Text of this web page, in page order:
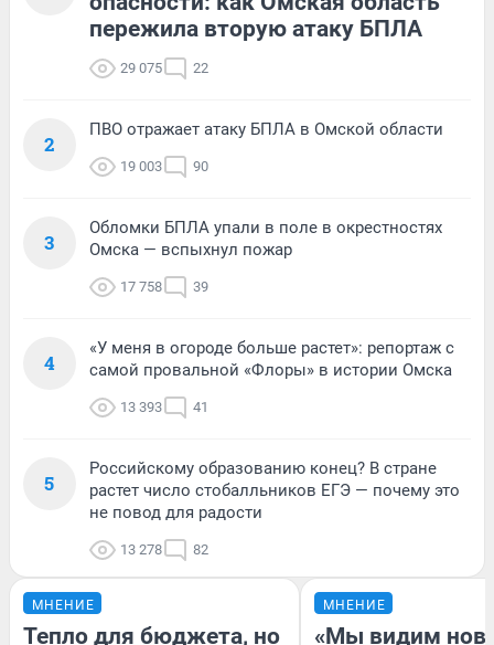
пережила вторую атаку БПЛА
29 075 22
2
ПВО отражает атаку БПЛА в Омской области
19 003 90
3
Обломки БПЛА упали в поле в окрестностях
Омска — вспыхнул пожар
17 758 39
4
«У меня в огороде больше растет»: репортаж с
самой провальной «Флоры» в истории Омска
13 393 41
5
Российскому образованию конец? В стране
растет число стобалльников ЕГЭ — почему это
не повод для радости
13 278 82
МНЕНИЕ
Тепло для бюджета, но
МНЕНИЕ
«Мы видим